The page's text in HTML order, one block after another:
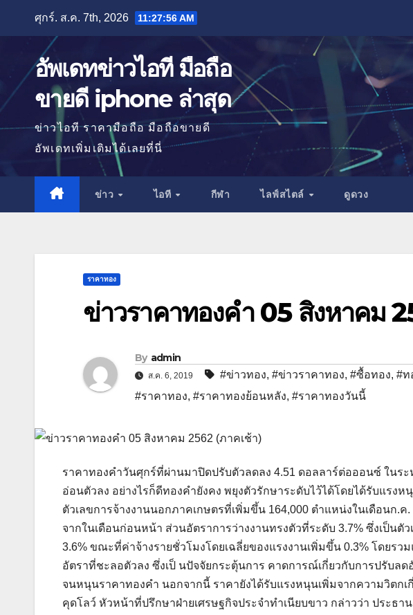
ศุกร์. ส.ค. 7th, 2026 11:27:57 AM
อัพเดทข่าวไอที มือถือ
ขายดี iphone ล่าสุด
ข่าวไอที ราคามือถือ มือถือขายดี
อัพเดทเพิ่มเติมได้เลยที่นี่
ข่าว ไอที กีฬา ไลฟ์สไตล์ ดูดวง
ราคาทอง
ข่าวราคาทองคำ 05 สิงหาคม
By admin
ส.ค. 6, 2019 #ข่าวทอง, #ข่าวราคาทอง, #ซื้อทอง, #ท
#ราคาทอง, #ราคาทองย้อนหลัง, #ราคาทองวันนี้
ราคาทองคําวันศุกร์ที่ผ่านมาปิดปรับตัวลดลง 4.51 ดอลลาร์ต่อออนซ์ ในร
อ่อนตัวลง อย่างไรก็ดีทองคํายังคง พยุงตัวรักษาระดับไว้ได้โดยได้รับแรง
ตัวเลขการจ้างงานนอกภาคเกษตรที่เพิ่มขึ้น 164,000 ตําแหน่งในเดือนก
จากในเดือนก่อนหน้า ส่วนอัตราการว่างงานทรงตัวที่ระดับ 3.7% ซึ่งเป็นตั
3.6% ขณะที่ค่าจ้างรายชั่วโมงโดยเฉลี่ยของแรงงานเพิ่มขึ้น 0.3% โดยร
อัตราที่ชะลอตัวลง ซึ่งเป็ นปัจจัยกระตุ้นการ คาดการณ์เกี่ยวกับการปรับล
จนหนุนราคาทองคํา นอกจากนี้ ราคายังได้รับแรงหนุนเพิ่มจากความวิตก
คุดโลว์ หัวหน้าที่ปรึกษาฝ่ายเศรษฐกิจประจําทําเนียบขาว กล่าวว่า ประธา